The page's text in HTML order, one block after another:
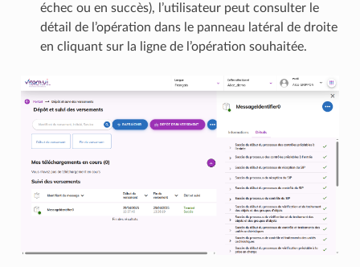
échec ou en succès), l’utilisateur peut consulter le
détail de l’opération dans le panneau latéral de droite
en cliquant sur la ligne de l’opération souhaitée.